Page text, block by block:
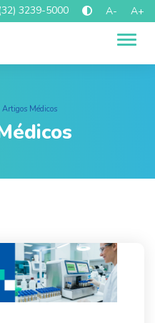
3239-5000 A- A+
Médicos